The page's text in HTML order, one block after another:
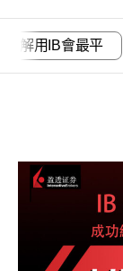
點解用IB會最平